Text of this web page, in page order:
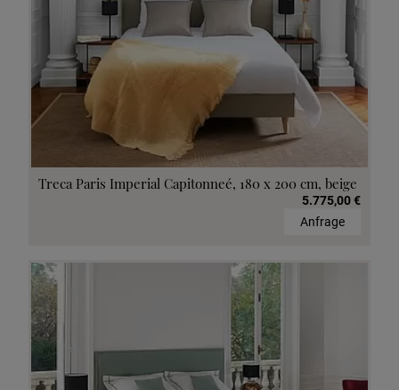
Treca Paris Imperial Capitonneé, 180 x 200 cm, beige
5.775,00 €
Anfrage